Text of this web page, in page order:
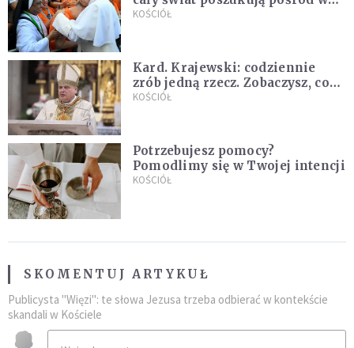
nowych świętych
KOŚCIÓŁ
Kard. Krajewski: codziennie
zrób jedną rzecz. Zobaczysz, co
stanie się z twoim życiem
KOŚCIÓŁ
Potrzebujesz pomocy?
Pomodlimy się w Twojej intencji
KOŚCIÓŁ
SKOMENTUJ ARTYKUŁ
Publicysta "Więzi": te słowa Jezusa trzeba odbierać w kontekście
skandali w Kościele